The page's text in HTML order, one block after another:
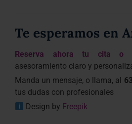
Te esperamos en
Reserva ahora tu cita o
asesoramiento claro y
Manda un mensaje, o llama, al
tus dudas con profesionales
Design by Freepik